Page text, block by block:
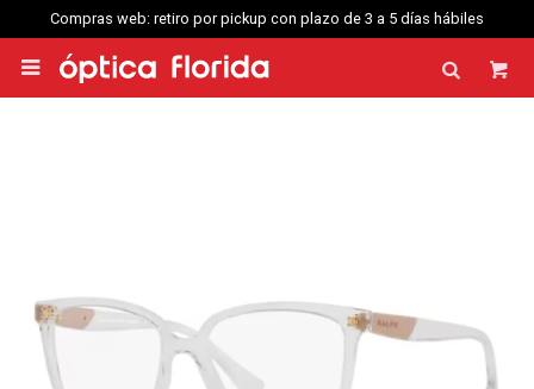
Compras web: retiro por pickup con plazo de 3 a 5 días hábiles
